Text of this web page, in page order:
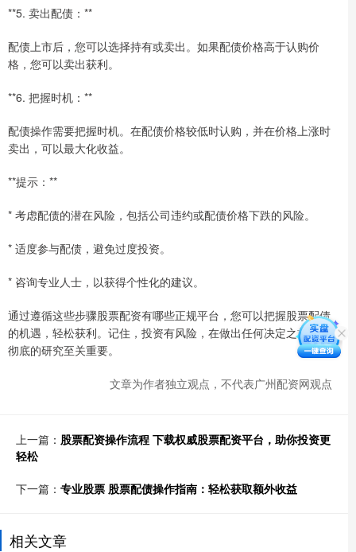
**5. 卖出配债：**
配债上市后，您可以选择持有或卖出。如果配债价格高于认购价
格，您可以卖出获利。
**6. 把握时机：**
配债操作需要把握时机。在配债价格较低时认购，并在价格上涨时
卖出，可以最大化收益。
**提示：**
* 考虑配债的潜在风险，包括公司违约或配债价格下跌的风险。
* 适度参与配债，避免过度投资。
* 咨询专业人士，以获得个性化的建议。
通过遵循这些步骤股票配资有哪些正规平台，您可以把握股票配债
的机遇，轻松获利。记住，投资有风险，在做出任何决定之前进行
彻底的研究至关重要。
文章为作者独立观点，不代表广州配资网观点
上一篇： 股票配资操作流程 下载权威股票配资平台，助你投资更
轻松
下一篇： 专业股票 股票配债操作指南：轻松获取额外收益
相关文章